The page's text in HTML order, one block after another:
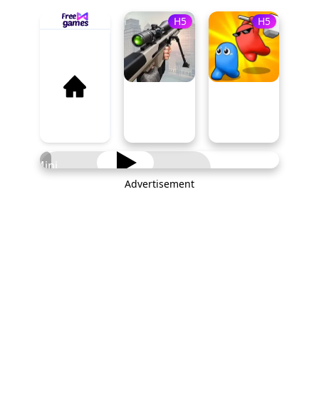
PLAY NOW
Mini
Advertisement
H5 H5